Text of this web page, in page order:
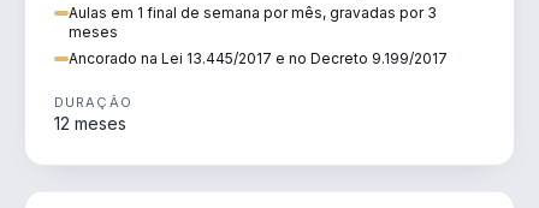
Aulas em 1 final de semana por mês, gravadas por 3
meses
Ancorado na Lei 13.445/2017 e no Decreto 9.199/2017
DURAÇÃO
12 meses